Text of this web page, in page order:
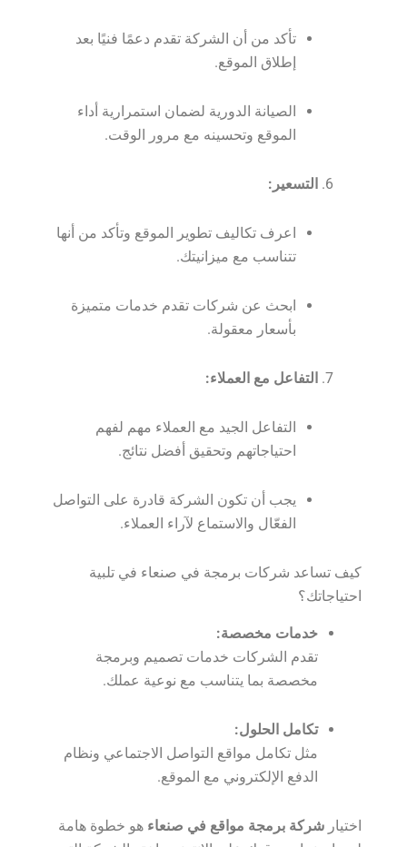
تأكد من أن الشركة تقدم دعمًا فنيًا بعد
إطلاق الموقع.
الصيانة الدورية لضمان استمرارية أداء
الموقع وتحسينه مع مرور الوقت.
التسعير:
اعرف تكاليف تطوير الموقع وتأكد من أنها
تتناسب مع ميزانيتك.
ابحث عن شركات تقدم خدمات متميزة
بأسعار معقولة.
التفاعل مع العملاء:
التفاعل الجيد مع العملاء مهم لفهم
احتياجاتهم وتحقيق أفضل نتائج.
يجب أن تكون الشركة قادرة على التواصل
الفعّال والاستماع لآراء العملاء.
كيف تساعد شركات برمجة في صنعاء في تلبية
احتياجاتك؟
خدمات مخصصة:
تقدم الشركات خدمات تصميم وبرمجة
مخصصة بما يتناسب مع نوعية عملك.
تكامل الحلول:
مثل تكامل مواقع التواصل الاجتماعي ونظام
الدفع الإلكتروني مع الموقع.
اختيارشركة برمجة مواقع في صنعاءهو خطوة هامة